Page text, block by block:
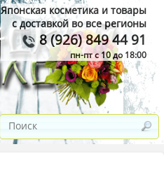
Японская косметика и товары
с доставкой во все регионы
8 (926) 849 44 91
пн-пт с 10 до 18:00